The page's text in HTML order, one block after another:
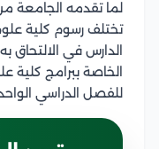
لما تقدمه الجامعة
تختلف رسوم كلية
الدارس في الالتحاق
للفصل الدراسي